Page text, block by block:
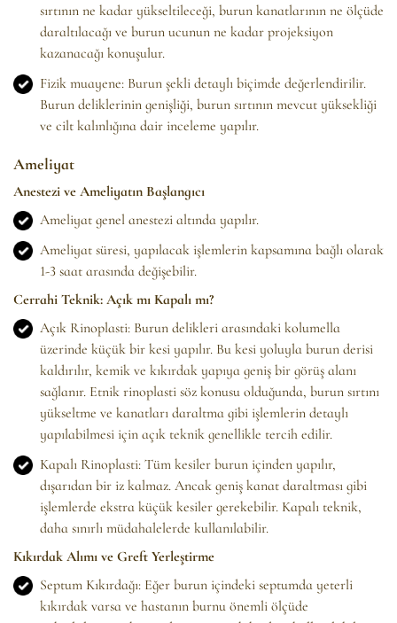
sırtının ne kadar yükseltileceği, burun kanatlarının ne ölçüde
daraltılacağı ve burun ucunun ne kadar projeksiyon
kazanacağı konuşulur.
Fizik muayene: Burun şekli detaylı biçimde değerlendirilir.
Burun deliklerinin genişliği, burun sırtının mevcut yüksekliği
ve cilt kalınlığına dair inceleme yapılır.
Ameliyat
Anestezi ve Ameliyatın Başlangıcı
Ameliyat genel anestezi altında yapılır.
Ameliyat süresi, yapılacak işlemlerin kapsamına bağlı olarak
1-3 saat arasında değişebilir.
Cerrahi Teknik: Açık mı Kapalı mı?
Açık Rinoplasti: Burun delikleri arasındaki kolumella
üzerinde küçük bir kesi yapılır. Bu kesi yoluyla burun derisi
kaldırılır, kemik ve kıkırdak yapıya geniş bir görüş alanı
sağlanır. Etnik rinoplasti söz konusu olduğunda, burun sırtını
yükseltme ve kanatları daraltma gibi işlemlerin detaylı
yapılabilmesi için açık teknik genellikle tercih edilir.
Kapalı Rinoplasti: Tüm kesiler burun içinden yapılır,
dışarıdan bir iz kalmaz. Ancak geniş kanat daraltması gibi
işlemlerde ekstra küçük kesiler gerekebilir. Kapalı teknik,
daha sınırlı müdahalelerde kullanılabilir.
Kıkırdak Alımı ve Greft Yerleştirme
Septum Kıkırdağı: Eğer burun içindeki septumda yeterli
kıkırdak varsa ve hastanın burnu önemli ölçüde